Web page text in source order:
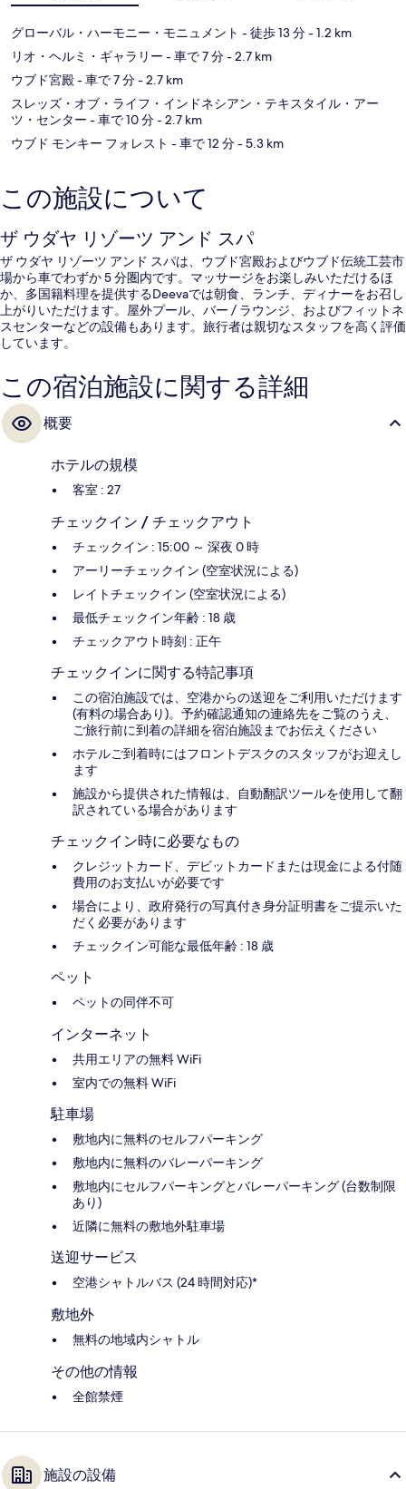
グローバル・ハーモニー・モニュメント - 徒歩 13 分- 1.2 km
リオ・ヘルミ・ギャラリー - 車で 7 分- 2.7 km
ウブド宮殿- 車で 7 分- 2.7 km
スレッズ・オブ・ライフ・インドネシアン・テキスタイル・アー
ツ・センター - 車で 10 分- 2.7 km
ウブド モンキー フォレスト - 車で 12 分- 5.3 km
この施設について
ザ ウダヤ リゾーツ アンド スパ
ザ ウダヤ リゾーツ アンド スパは、ウブド宮殿およびウブド伝統工芸市
場から車でわずか 5 分圏内です。マッサージをお楽しみいただけるほ
か、多国籍料理を提供するDeevaでは朝食、ランチ、ディナーをお召し
上がりいただけます。屋外プール、バー / ラウンジ、およびフィットネ
スセンターなどの設備もあります。旅行者は親切なスタッフを高く評価
しています。
この宿泊施設に関する詳細
概要
ホテルの規模
客室 : 27
チェックイン / チェックアウト
チェックイン : 15:00 ～ 深夜 0 時
アーリーチェックイン (空室状況による)
レイトチェックイン (空室状況による)
最低チェックイン年齢 : 18 歳
チェックアウト時刻 : 正午
チェックインに関する特記事項
この宿泊施設では、空港からの送迎をご利用いただけます
(有料の場合あり)。予約確認通知の連絡先をご覧のうえ、
ご旅行前に到着の詳細を宿泊施設までお伝えください
ホテルご到着時にはフロントデスクのスタッフがお迎えし
ます
施設から提供された情報は、自動翻訳ツールを使用して翻
訳されている場合があります
チェックイン時に必要なもの
クレジットカード、デビットカードまたは現金による付随
費用のお支払いが必要です
場合により、政府発行の写真付き身分証明書をご提示いた
だく必要があります
チェックイン可能な最低年齢 : 18 歳
ペット
ペットの同伴不可
インターネット
共用エリアの無料 WiFi
室内での無料 WiFi
駐車場
敷地内に無料のセルフパーキング
敷地内に無料のバレーパーキング
敷地内にセルフパーキングとバレーパーキング (台数制限
あり)
近隣に無料の敷地外駐車場
送迎サービス
空港シャトルバス (24 時間対応)*
敷地外
無料の地域内シャトル
その他の情報
全館禁煙
施設の設備